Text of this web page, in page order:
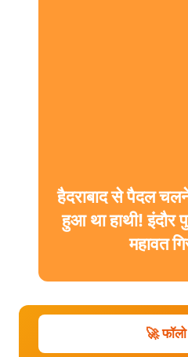
हैदराबाद से पैदल
हुआ था हाथी! इंदौर
महावत
🚀